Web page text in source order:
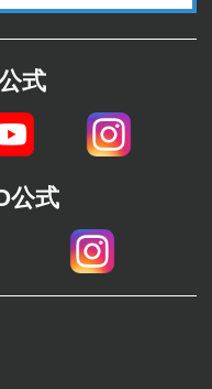
式
公式